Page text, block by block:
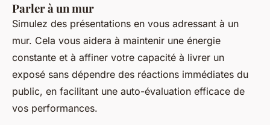
Parler à un mur
Simulez des présentations en vous adressant à un
mur. Cela vous aidera à maintenir une énergie
constante et à affiner votre capacité à livrer un
exposé sans dépendre des réactions immédiates du
public, en facilitant une auto-évaluation efficace de
vos performances.